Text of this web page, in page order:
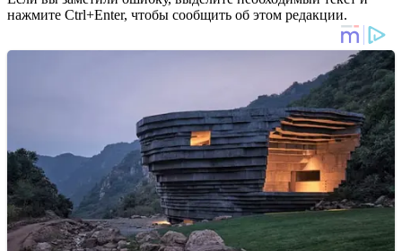
нажмите Ctrl+Enter, чтобы сообщить об этом редакции.